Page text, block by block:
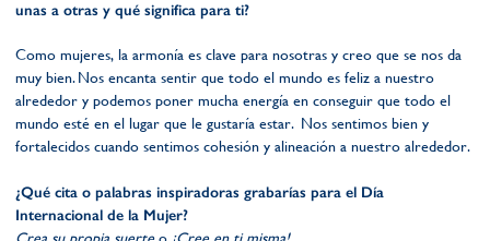
unas a otras y qué significa para ti?
Como mujeres, la armonía es clave para nosotras y creo que se nos da
muy bien. Nos encanta sentir que todo el mundo es feliz a nuestro
alrededor y podemos poner mucha energía en conseguir que todo el
mundo esté en el lugar que le gustaría estar. Nos sentimos bien y
fortalecidos cuando sentimos cohesión y alineación a nuestro alrededor.
¿Qué cita o palabras inspiradoras grabarías para el Día
Internacional de la Mujer?